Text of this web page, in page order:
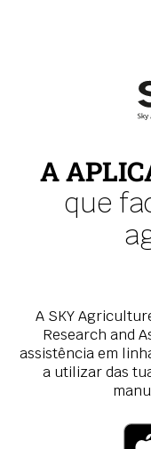
A
que
A SKY
Research and
assistência em
a utilizar das